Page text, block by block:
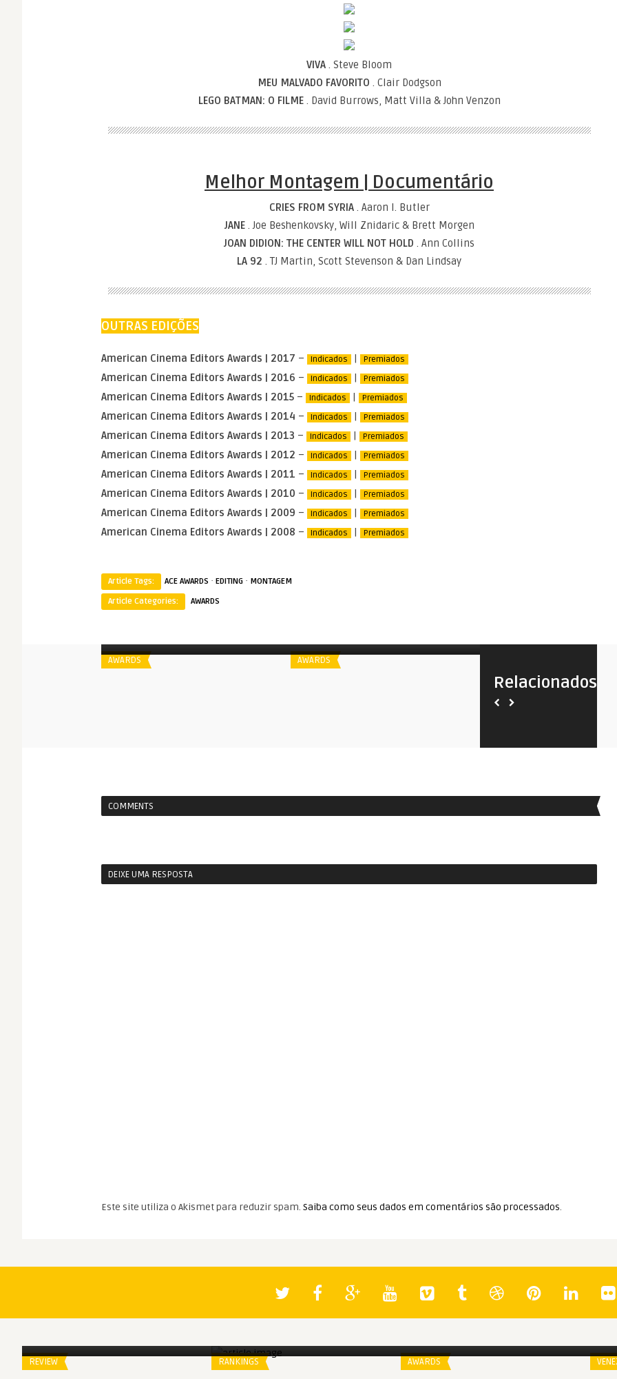
VIVA . Steve Bloom
MEU MALVADO FAVORITO . Clair Dodgson
LEGO BATMAN: O FILME. David Burrows, Matt Villa & John Venzon
Melhor Montagem | Documentário
CRIES FROM SYRIA. Aaron I. Butler
JANE. Joe Beshenkovsky, Will Znidaric & Brett Morgen
JOAN DIDION: THE CENTER WILL NOT HOLD . Ann Collins
LA 92 . TJ Martin, Scott Stevenson & Dan Lindsay
OUTRAS EDIÇÕES
American Cinema Editors Awards | 2017 – Indicados | Premiados
American Cinema Editors Awards | 2016 – Indicados | Premiados
American Cinema Editors Awards | 2015 – Indicados | Premiados
American Cinema Editors Awards | 2014 – Indicados | Premiados
American Cinema Editors Awards | 2013 – Indicados | Premiados
American Cinema Editors Awards | 2012 – Indicados | Premiados
American Cinema Editors Awards | 2011 – Indicados | Premiados
American Cinema Editors Awards | 2010 – Indicados | Premiados
American Cinema Editors Awards | 2009 – Indicados | Premiados
American Cinema Editors Awards | 2008 – Indicados | Premiados
Article Tags: ACE AWARDS · EDITING · MONTAGEM
Article Categories:
AWARDS
Relacionados
AWARDS AWARDS
COMMENTS
DEIXE UMA RESPOSTA
Este site utiliza o Akismet para reduzir spam. Saiba como seus dados em comentários são processados.
REVIEW RANKINGS AWARDS